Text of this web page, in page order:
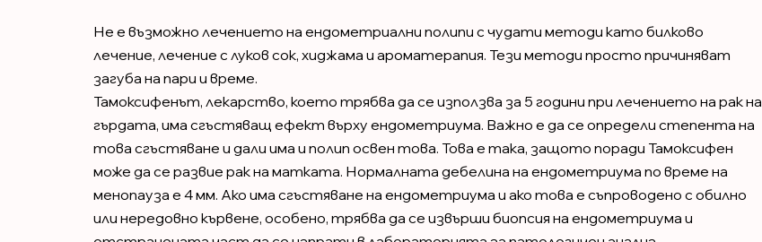
Не е възможно лечението на ендометриални полипи с чудати методи като билково
лечение, лечение с луков сок, хиджама и ароматерапия. Тези методи просто причиняват
загуба на пари и време.
Тамоксифенът, лекарство, което трябва да се използва за 5 години при лечението на рак на
гърдата, има сгъстяващ ефект върху ендометриума. Важно е да се определи степента на
това сгъстяване и дали има и полип освен това. Това е така, защото поради Тамоксифен
може да се развие рак на матката. Нормалната дебелина на ендометриума по време на
менопауза е 4 мм. Ако има сгъстяване на ендометриума и ако това е съпроводено с обилно
или нередовно кървене, особено, трябва да се извърши биопсия на ендометриума и